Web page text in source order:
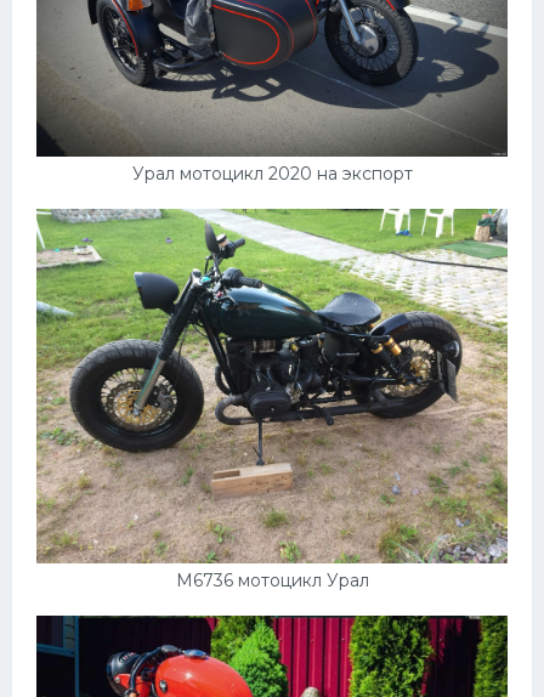
Урал мотоцикл 2020 на экспорт
М6736 мотоцикл Урал